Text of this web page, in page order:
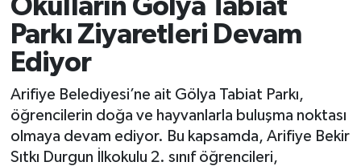
Okulların Gölya Tabiat
Parkı Ziyaretleri Devam
Ediyor
Arifiye Belediyesi’ne ait Gölya Tabiat Parkı,
öğrencilerin doğa ve hayvanlarla buluşma noktası
olmaya devam ediyor. Bu kapsamda, Arifiye Bekir
Sıtkı Durgun İlkokulu 2. sınıf öğrencileri,
EĞİTİM
ASAYİŞ
EKONOMİ
EKONOMİ
ASAYİŞ
Süper Lig Puan Durumu ve Fikstür
Tüm Manşetler
Son Dakika Haberleri
Haber Arşivi